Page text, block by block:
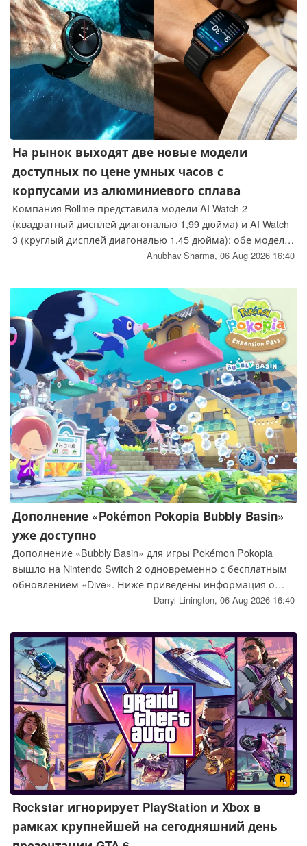
На рынок выходят две новые модели
доступных по цене умных часов с
корпусами из алюминиевого сплава
Компания Rollme представила модели AI Watch 2
(квадратный дисплей диагональю 1,99 дюйма) и AI Watch
3 (круглый дисплей диагональю 1,45 дюйма); обе модели
стоят 39,99 долларов и оснащены функцией быстрых
искусственным интеллектом. Как ни странно, в линейке
Rollme отсутствует модель AI Watch 1.
Anubhav Sharma, 06 Aug 2026 16:40
Дополнение «Pokémon Pokopia Bubbly Basin»
уже доступно
Дополнение «Bubbly Basin» для игры Pokémon Pokopia
вышло на Nintendo Switch 2 одновременно с бесплатным
обновлением «Dive». Ниже приведены информация о
цене, составе набора, способе разблокировки «Dive» с
будущих обновлениях.
Darryl Linington, 06 Aug 2026 16:40
Rockstar игнорирует PlayStation и Xbox в
рамках крупнейшей на сегодняшний день